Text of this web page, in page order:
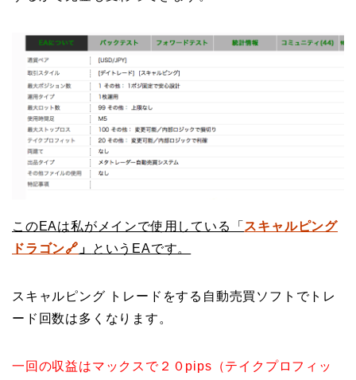
このEAは私がメインで使用している「 スキャルピング
ドラゴン🔗 」 というEAです。
スキャルピング トレードをする自動売買ソフトでトレ
ード回数は多くなります。
一回の収益はマックスで２０pips（テイクプロフィッ